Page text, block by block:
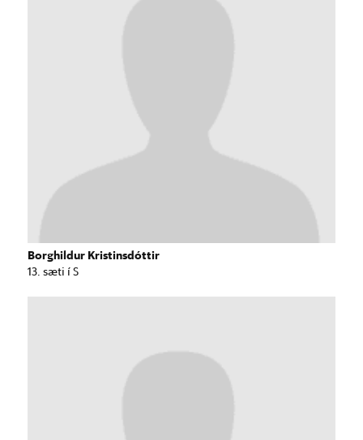
Borghildur Kristinsdóttir
13. sæti í S